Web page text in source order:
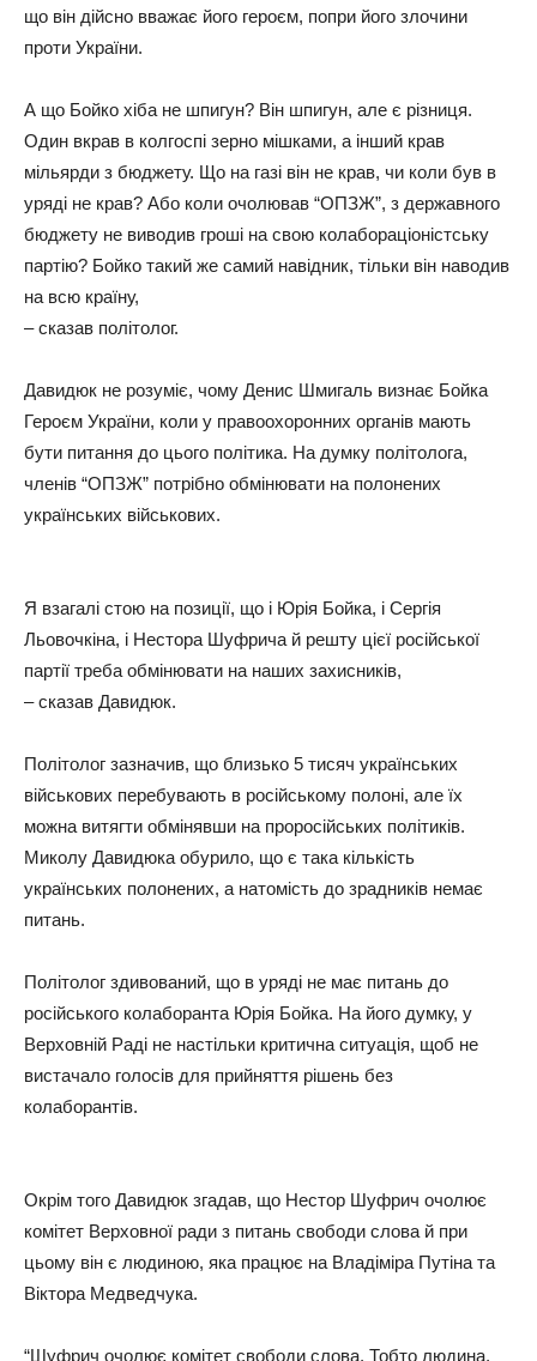
що він дійсно вважає його героєм, попри його злочини
проти України.
А що Бойко хіба не шпигун? Він шпигун, але є різниця.
Один вкрав в колгоспі зерно мішками, а інший крав
мільярди з бюджету. Що на газі він не крав, чи коли був в
уряді не крав? Або коли очолював “ОПЗЖ”, з державного
бюджету не виводив гроші на свою колабораціоністську
партію? Бойко такий же самий навідник, тільки він наводив
на всю країну,
– сказав політолог.
Давидюк не розуміє, чому Денис Шмигаль визнає Бойка
Героєм України, коли у правоохоронних органів мають
бути питання до цього політика. На думку політолога,
членів “ОПЗЖ” потрібно обмінювати на полонених
українських військових.
Я взагалі стою на позиції, що і Юрія Бойка, і Сергія
Льовочкіна, і Нестора Шуфрича й решту цієї російської
партії треба обмінювати на наших захисників,
– сказав Давидюк.
Політолог зазначив, що близько 5 тисяч українських
військових перебувають в російському полоні, але їх
можна витягти обмінявши на проросійських політиків.
Миколу Давидюка обурило, що є така кількість
українських полонених, а натомість до зрадників немає
питань.
Політолог здивований, що в уряді не має питань до
російського колаборанта Юрія Бойка. На його думку, у
Верховній Раді не настільки критична ситуація, щоб не
вистачало голосів для прийняття рішень без
колаборантів.
Окрім того Давидюк згадав, що Нестор Шуфрич очолює
комітет Верховної ради з питань свободи слова й при
цьому він є людиною, яка працює на Владіміра Путіна та
Віктора Медведчука.
“Шуфрич очолює комітет свободи слова. Тобто людина,